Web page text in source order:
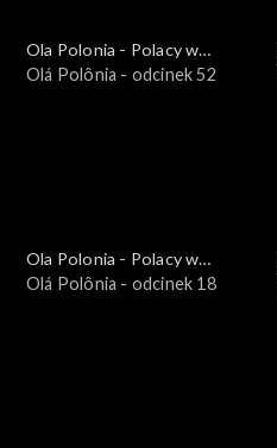
Ola Polonia - Polacy w
Brazylii i Ameryce
Olá Polônia - odcinek 52
Ola Polonia - Polacy w
Brazylii i Ameryce
Olá Polônia - odcinek 18